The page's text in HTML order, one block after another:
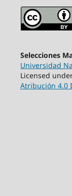
Selecciones
Universidad
Licensed
Atribución 4.0